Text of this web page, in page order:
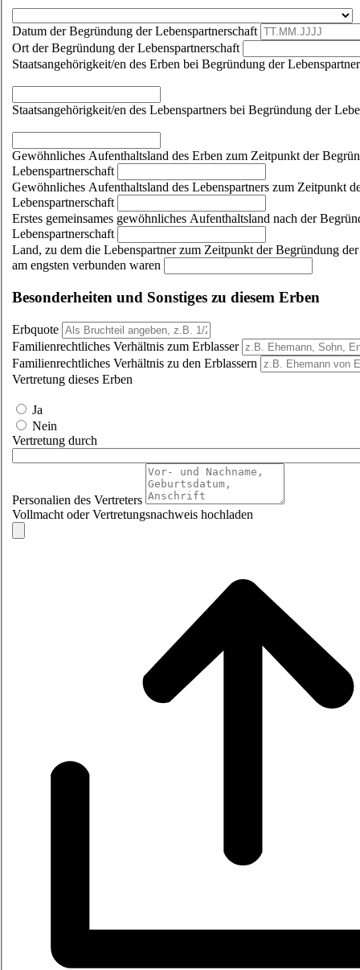
Datum der Begründung der Lebenspartnerschaft
Ort der Begründung der Lebenspartnerschaft
Staatsangehörigkeit/en des Erben bei Begründung der
Staatsangehörigkeit/en des Lebenspartners bei Begründung der
Gewöhnliches Aufenthaltsland des Erben zum Zeitpunkt der
Lebenspartnerschaft
Gewöhnliches Aufenthaltsland des Lebenspartners zum Zeitpunkt
Lebenspartnerschaft
Erstes gemeinsames gewöhnliches Aufenthaltsland nach der
Lebenspartnerschaft
Land, zu dem die Lebenspartner zum Zeitpunkt der Begründung
am engsten verbunden waren
Besonderheiten und Sonstiges zu diesem Erben
Erbquote
Familienrechtliches Verhältnis zum Erblasser
Familienrechtliches Verhältnis zu den Erblassern
Vertretung dieses Erben
Ja
Nein
Vertretung durch
Personalien des Vertreters
Vollmacht oder Vertretungsnachweis hochladen